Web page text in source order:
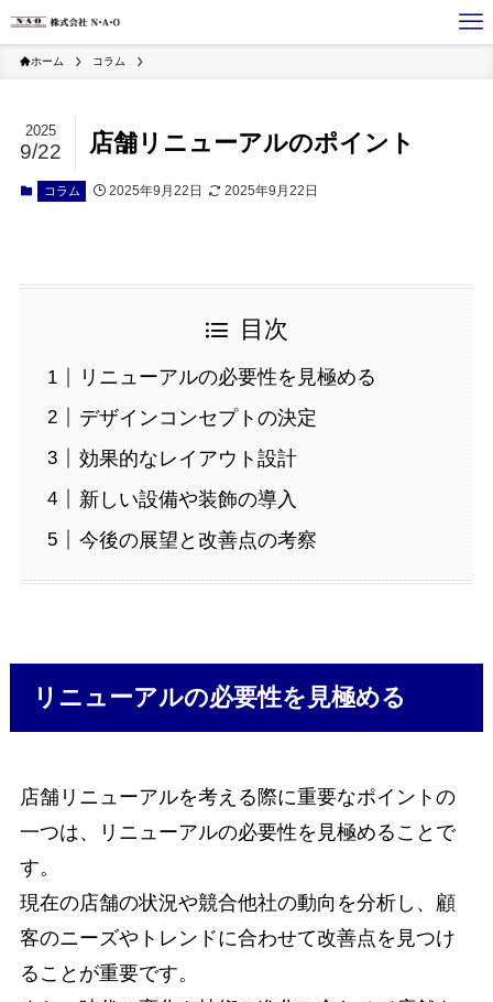
ホーム コラム
店舗リニューアルのポイント
2025
9/22
コラム 2025年9月22日 2025年9月22日
目次
リニューアルの必要性を見極める
デザインコンセプトの決定
効果的なレイアウト設計
新しい設備や装飾の導入
今後の展望と改善点の考察
リニューアルの必要性を見極める
店舗リニューアルを考える際に重要なポイントの
一つは、リニューアルの必要性を見極めることで
す。
現在の店舗の状況や競合他社の動向を分析し、顧
客のニーズやトレンドに合わせて改善点を見つけ
ることが重要です。